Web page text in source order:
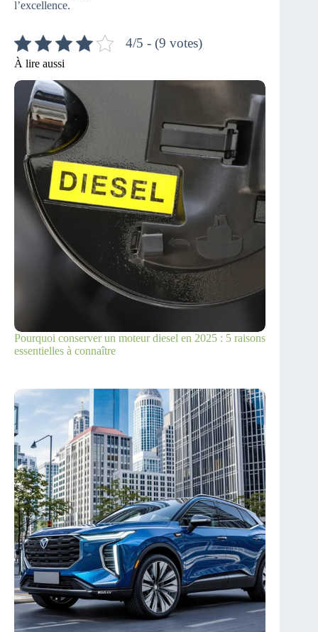
l’excellence.
4/5 - (9 votes)
À lire aussi
Pourquoi conserver un moteur diesel en 2025 : 5 raisons
essentielles à connaître